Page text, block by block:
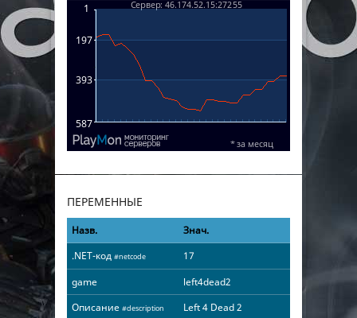
ПЕРЕМЕННЫЕ
Назв.
Знач.
.NET-код #netcode
17
game
left4dead2
Описание #description
Left 4 Dead 2